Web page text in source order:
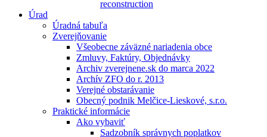
reconstruction
Úrad
Úradná tabuľa
Zverejňovanie
Všeobecne záväzné nariadenia obce
Zmluvy, Faktúry, Objednávky
Archiv zverejnene.sk do marca 2022
Archív ZFO do r. 2013
Verejné obstarávanie
Obecný podnik Melčice-Lieskové, s.r.o.
Praktické informácie
Ako vybaviť
Sadzobník správnych poplatkov